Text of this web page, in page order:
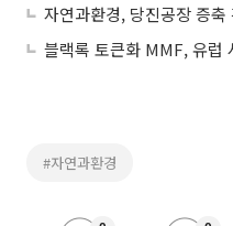
블랙록 토큰화 MMF, 유럽
#자연과환경